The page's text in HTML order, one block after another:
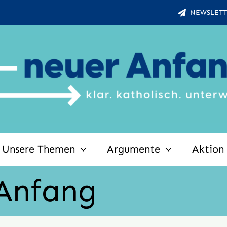
Unsere Themen Argumente Aktion